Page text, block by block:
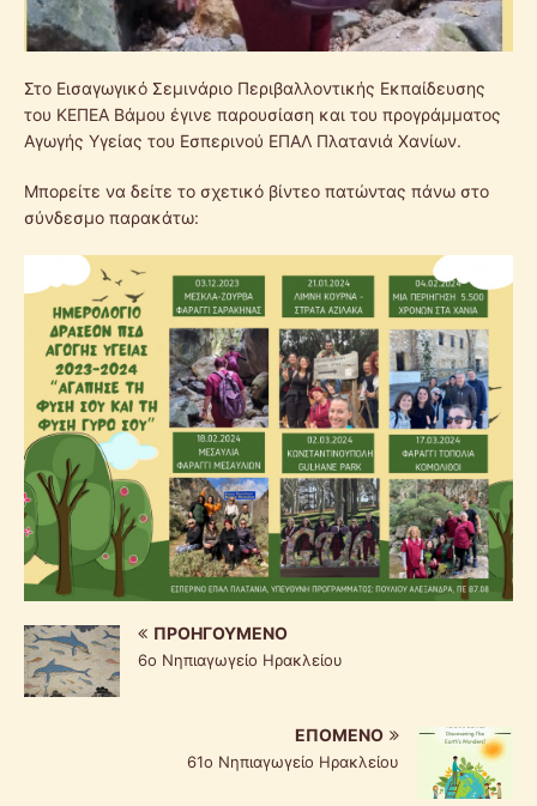
Στο Εισαγωγικό Σεμινάριο Περιβαλλοντικής Εκπαίδευσης
του ΚΕΠΕΑ Βάμου έγινε παρουσίαση και του προγράμματος
Αγωγής Υγείας του Εσπερινού ΕΠΑΛ Πλατανιά Χανίων.
Μπορείτε να δείτε το σχετικό βίντεο πατώντας πάνω στο
σύνδεσμο παρακάτω:
ΠΡΟΗΓΟΎΜΕΝΟ
6ο Νηπιαγωγείο Ηρακλείου
ΕΠΌΜΕΝΟ
61ο Νηπιαγωγείο Ηρακλείου